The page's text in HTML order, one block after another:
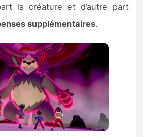
la créature et d’autre part
supplémentaires.